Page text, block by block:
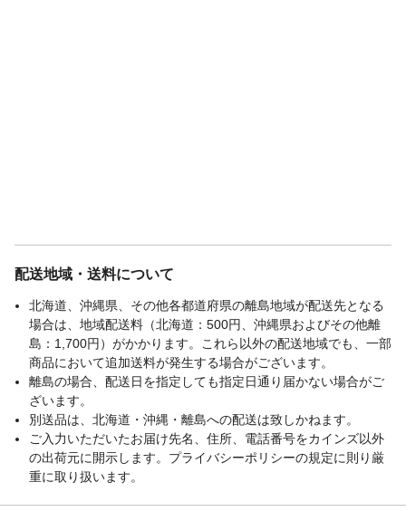
配送地域・送料について
北海道、沖縄県、その他各都道府県の離島地域が配送先となる
場合は、地域配送料（北海道：500円、沖縄県およびその他離
島：1,700円）がかかります。これら以外の配送地域でも、一部
商品において追加送料が発生する場合がございます。
離島の場合、配送日を指定しても指定日通り届かない場合がご
ざいます。
別送品は、北海道・沖縄・離島への配送は致しかねます。
ご入力いただいたお届け先名、住所、電話番号をカインズ以外
の出荷元に開示します。プライバシーポリシーの規定に則り厳
重に取り扱います。